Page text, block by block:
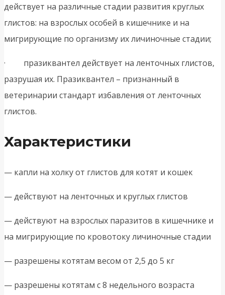
действует на различные стадии развития круглых
глистов: на взрослых особей в кишечнике и на
мигрирующие по организму их личиночные стадии;
· празиквантел действует на ленточных глистов,
разрушая их. Празиквантел – признанный в
ветеринарии стандарт избавления от ленточных
глистов.
Характеристики
— капли на холку от глистов для котят и кошек
— действуют на ленточных и круглых глистов
— действуют на взрослых паразитов в кишечнике и
на мигрирующие по кровотоку личиночные стадии
— разрешены котятам весом от 2,5 до 5 кг
— разрешены котятам с 8 недельного возраста